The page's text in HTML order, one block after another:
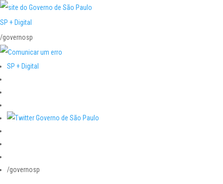
SP + Digital
/governosp
SP + Digital
/governosp